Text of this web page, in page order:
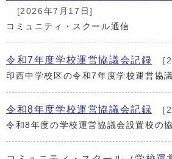
[2026年7月17日]
コミュニティ・スクール通信
令和7年度学校運営協議会記録
印西中学校区の令和7年度学校運営協
令和8年度学校運営協議会記録
令和8年度の学校運営協議会設置校の